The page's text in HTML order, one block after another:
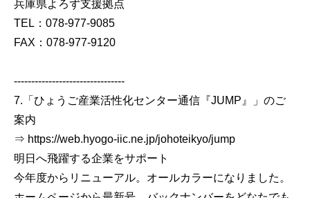
兵庫県よろず支援拠点
TEL：078-977-9085
FAX：078-977-9120
--------------------------------
7.「ひょうご産業活性化センター通信『JUMP』」のご
案内
⇒ https://web.hyogo-iic.ne.jp/johoteikyo/jump
明日へ飛躍する企業をサポート
今年度からリニューアル。オールカラーになりました。